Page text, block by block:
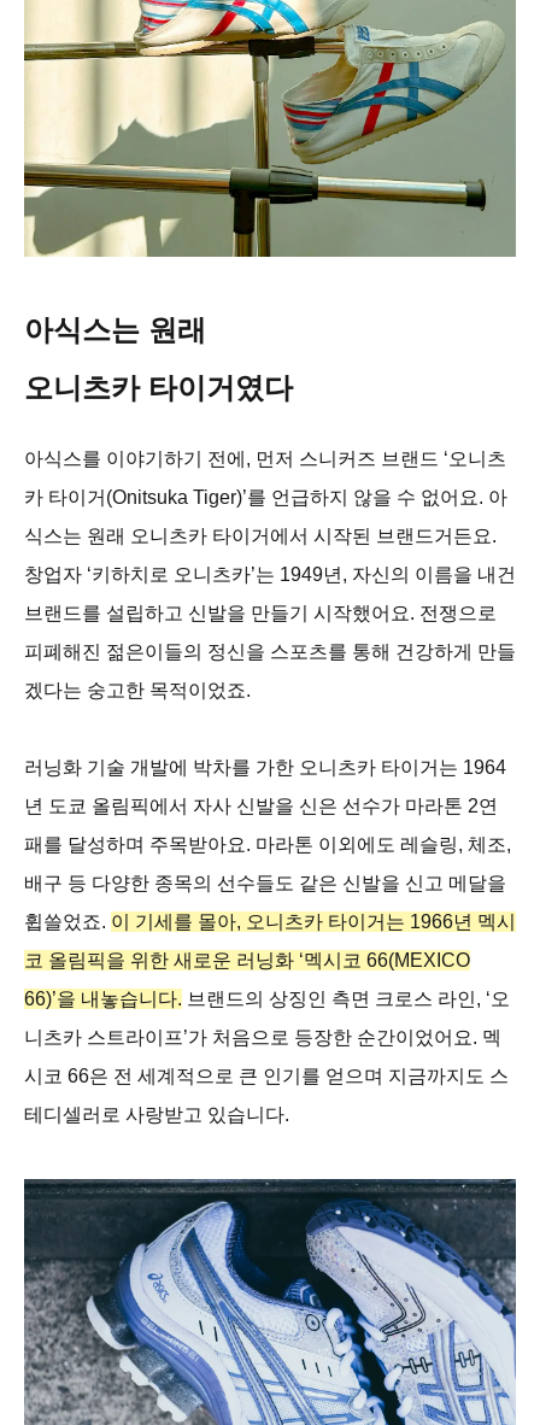
아식스는 원래
오니츠카 타이거였다
아식스를 이야기하기 전에, 먼저 스니커즈 브랜드 ‘오니츠
카 타이거(Onitsuka Tiger)’를 언급하지 않을 수 없어요. 아
식스는 원래 오니츠카 타이거에서 시작된 브랜드거든요.
창업자 ‘키하치로 오니츠카’는 1949년, 자신의 이름을 내건
브랜드를 설립하고 신발을 만들기 시작했어요. 전쟁으로
피폐해진 젊은이들의 정신을 스포츠를 통해 건강하게 만들
겠다는 숭고한 목적이었죠.
러닝화 기술 개발에 박차를 가한 오니츠카 타이거는 1964
년 도쿄 올림픽에서 자사 신발을 신은 선수가 마라톤 2연
패를 달성하며 주목받아요. 마라톤 이외에도 레슬링, 체조,
배구 등 다양한 종목의 선수들도 같은 신발을 신고 메달을
휩쓸었죠. 이 기세를 몰아, 오니츠카 타이거는 1966년 멕시
코 올림픽을 위한 새로운 러닝화 ‘멕시코 66(MEXICO
66)’을 내놓습니다. 브랜드의 상징인 측면 크로스 라인, ‘오
니츠카 스트라이프’가 처음으로 등장한 순간이었어요. 멕
시코 66은 전 세계적으로 큰 인기를 얻으며 지금까지도 스
테디셀러로 사랑받고 있습니다.